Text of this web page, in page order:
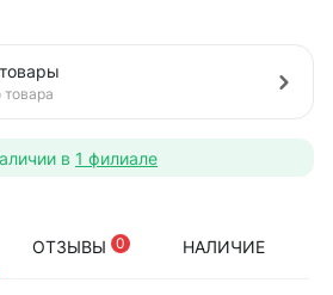
товара
в 1 филиале
ОТЗЫВЫ 0 НАЛИЧИЕ